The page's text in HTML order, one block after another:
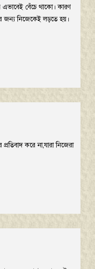
বেঁচে থাকো। কারণ
জন্য নিজেকেই লড়তে হয়।
করে না,যারা নিজেরা